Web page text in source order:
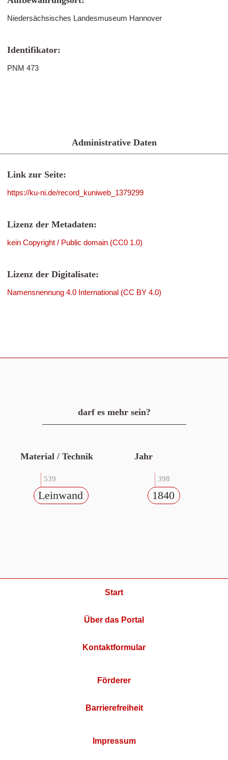
Niedersächsisches Landesmuseum Hannover
Identifikator:
PNM 473
Administrative Daten
Link zur Seite:
https://ku-ni.de/record_kuniweb_1379299
Lizenz der Metadaten:
kein Copyright / Public domain (CC0 1.0)
Lizenz der Digitalisate:
Namensnennung 4.0 International (CC BY 4.0)
darf es mehr sein?
Material / Technik
539
Leinwand
Jahr
398
1840
Start
Über das Portal
Kontaktformular
Förderer
Barrierefreiheit
Impressum